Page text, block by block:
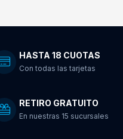
HASTA 18 CUOTAS
Con todas las tarjetas
RETIRO GRATUITO
En nuestras 15 sucursales